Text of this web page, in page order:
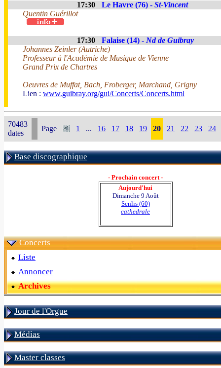
17:30 Le Havre (76) - St-Vincent
Quentin Guérillot
17:30 Falaise (14) - Nd de Guibray
Johannes Zeinler (Autriche)
Professeur à l'Académie de Musique de Vienne
Grand Prix de Chartres
Oeuvres de Muffat, Bach, Froberger, Marchand, Grigny
Lien : www.guibray.org/gui/Concerts/Concerts.html
70483
dates
Page 1 ... 16 17 18 19 20 21 22 23 24
Base discographique
- Prochain concert -
Aujourd'hui
Dimanche 9 Août
Senlis (60)
cathedrale
Concerts
Liste
Annoncer
Archives
Jour de l'Orgue
Médias
Master classes